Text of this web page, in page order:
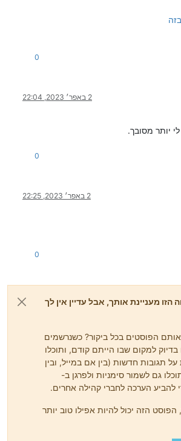
בזה
0
2 באפר׳ 2023, 22:04
יותר מסובך.
0
2 באפר׳ 2023, 22:25
0
מעניינת אותך, אבל עדיין אין לך
הפוסטים בכל ביקור? כשנרשמים
למקום שבו הייתם קודם, ותוכלו
תגובות חדשות (בין אם במייל, ובין
גם לשמור סימניות ולפרגן ב-
הזה יכול להיות אפילו טוב יותר